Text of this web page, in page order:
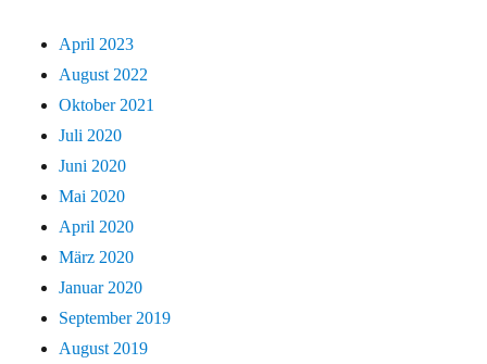
April 2023
August 2022
Oktober 2021
Juli 2020
Juni 2020
Mai 2020
April 2020
März 2020
Januar 2020
September 2019
August 2019